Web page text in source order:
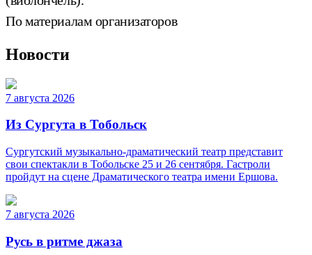
По материалам организаторов
Новости
7 августа 2026
Из Сургута в Тобольск
Сургутский музыкально-драматический театр представит
свои спектакли в Тобольске 25 и 26 сентября. Гастроли
пройдут на сцене Драматического театра имени Ершова.
7 августа 2026
Русь в ритме джаза